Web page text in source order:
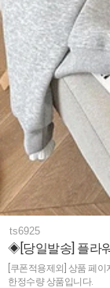
ts6925
◈[당일발송] 플라
[쿠폰적용제외] 상품 페
한정수량 상품입니다.